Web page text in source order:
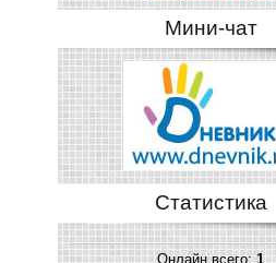
Мини-чат
Статистика
Онлайн всего:1